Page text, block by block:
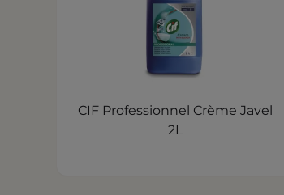
CIF Professionnel Crème Javel
2L